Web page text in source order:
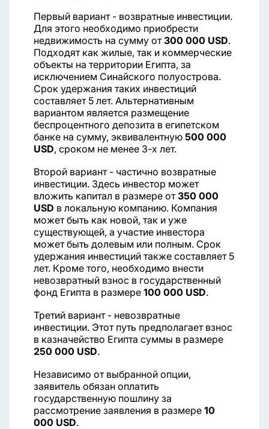
Первый вариант - возвратные инвестиции.
Для этого необходимо приобрести
недвижимость на сумму от300 000 USD.
Подходят как жилые, так и коммерческие
объекты на территории Египта, за
исключением Синайского полуострова.
Срок удержания таких инвестиций
составляет 5 лет. Альтернативным
вариантом является размещение
беспроцентного депозита в египетском
банке на сумму, эквивалентную 500 000
USD, сроком не менее 3-х лет.
Второй вариант - частично возвратные
инвестиции. Здесь инвестор может
вложить капитал в размере от350 000
USD в локальную компанию. Компания
может быть как новой, так и уже
существующей, а участие инвестора
может быть долевым или полным. Срок
удержания инвестиций также составляет 5
лет. Кроме того, необходимо внести
невозвратный взнос в государственный
фонд Египта в размере 100 000 USD.
Третий вариант - невозвратные
инвестиции. Этот путь предполагает взнос
в казначейство Египта суммы в размере
250 000 USD.
Независимо от выбранной опции,
заявитель обязан оплатить
государственную пошлину за
рассмотрение заявления в размере 10
000 USD.